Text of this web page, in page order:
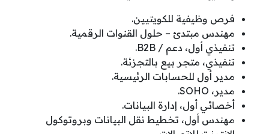
فرص وظيفية للكويتيين.
مهندس مبتدئ – حلول القنوات الرقمية.
تنفيذي أول، دعم / B2B.
تنفيذي، متجر بيع بالتجزئة.
مدير أول للحسابات الرئيسية.
مدير، SOHO.
أخصائي أول، إدارة البيانات.
مهندس أول، تخطيط نقل البيانات وبروتوكول